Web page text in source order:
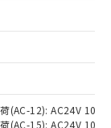
(AC-12): AC24V 10A/
(AC-15): AC24V
）の
商品で
の非含
ある
質）の